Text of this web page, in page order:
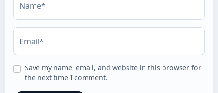
Name*
Email*
Save my name, email, and website in this browser for
the next time I comment.